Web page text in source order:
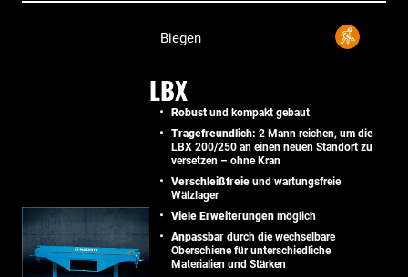
Biegen
LBX
Robust und kompakt gebaut
Tragefreundlich: 2 Mann reichen, um die
LBX 200/250 an einen neuen Standort zu
versetzen – ohne Kran
Verschleißfreie und wartungsfreie
Wälzlager
Viele Erweiterungen möglich
Anpassbar durch die wechselbare
Oberschiene für unterschiedliche
Materialien und Stärken